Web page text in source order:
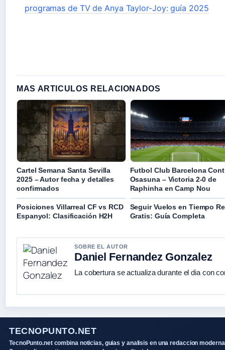
programas de TV de Anya Taylor-Joy: guía 2025
MAS ARTICULOS RELACIONADOS
Cartel Semana Santa Sevilla
2025 – Autor fecha y detalles
confirmados
Futbol Club Barcelona
Osasuna – Victoria 2-0 de
Raphinha en Camp Nou
Posiciones Villarreal CF vs RCD
Espanyol: Clasificación H2H
Seguir Vuelos en Tiempo
Gratis: Guía Completa
SOBRE EL AUTOR
Daniel Fernandez Gonzalez
La cobertura se actualiza durante el dia con
TECNOPUNTO.NET
TecnoPunto.net combina noticias, guias y analisis en una redaccion